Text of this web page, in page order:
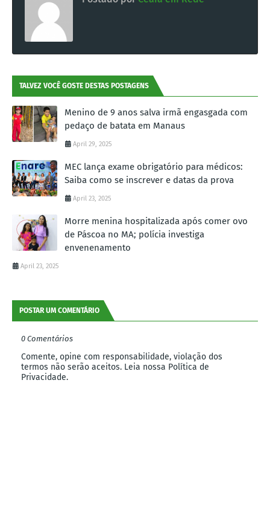
TALVEZ VOCÊ GOSTE DESTAS POSTAGENS
Menino de 9 anos salva irmã engasgada com
pedaço de batata em Manaus
April 29, 2025
MEC lança exame obrigatório para médicos:
Saiba como se inscrever e datas da prova
April 23, 2025
Morre menina hospitalizada após comer ovo
de Páscoa no MA; polícia investiga
envenenamento
April 23, 2025
POSTAR UM COMENTÁRIO
0 Comentários
Comente, opine com responsabilidade, violação dos
termos não serão aceitos. Leia nossa Política de
Privacidade.